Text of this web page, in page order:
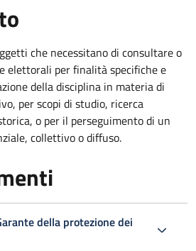
che necessitano di consultare o
elettorali per finalità specifiche e
della disciplina in materia di
per scopi di studio, ricerca
o per il perseguimento di un
collettivo o diffuso.
della protezione dei